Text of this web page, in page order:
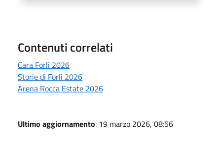
Contenuti correlati
Cara Forlì 2026
Storie di Forlì 2026
Arena Rocca Estate 2026
Ultimo aggiornamento: 19 marzo 2026, 08:56